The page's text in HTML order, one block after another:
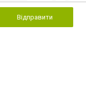
Відправити